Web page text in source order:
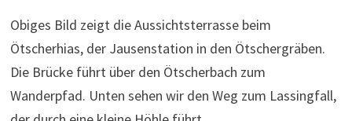
Obiges Bild zeigt die Aussichtsterrasse beim
Ötscherhias, der Jausenstation in den Ötschergräben.
Die Brücke führt über den Ötscherbach zum
Wanderpfad. Unten sehen wir den Weg zum Lassingfall,